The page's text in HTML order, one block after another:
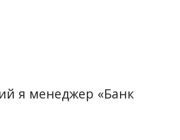
я менеджер «Банк